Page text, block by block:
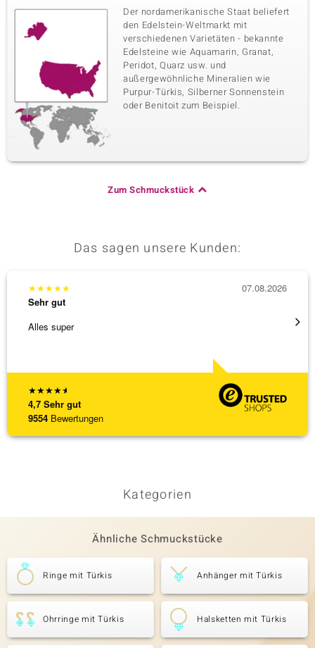
Der nordamerikanische Staat beliefert
den Edelstein-Weltmarkt mit
verschiedenen Varietäten - bekannte
Edelsteine wie Aquamarin, Granat,
Peridot, Quarz usw. und
außergewöhnliche Mineralien wie
Purpur-Türkis, Silberner Sonnenstein
oder Benitoit zum Beispiel.
Zum Schmuckstück
Das sagen unsere Kunden:
★★★★★
4,7 Sehr gut
9554 Bewertungen
★★★★★
Sehr gut
Alles super
07.08.2026
Kategorien
Ähnliche Schmuckstücke
Ringe mit Türkis Anhänger mit Türkis
Ohrringe mit Türkis Halsketten mit Türkis